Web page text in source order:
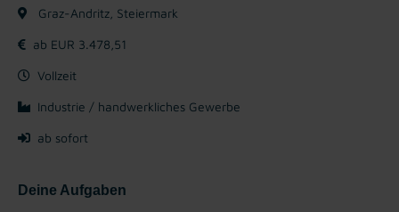
Graz-Andritz, Steiermark
ab EUR 3.478,51
Vollzeit
Industrie / handwerkliches Gewerbe
ab sofort
Deine Aufgaben